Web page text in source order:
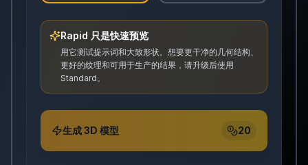
Rapid 只是快速预览
用它测试提示词和大致形状。想要更干净的几何结构、
更好的纹理和可用于生产的结果，请升级后使用
Standard。
生成 3D 模型 20